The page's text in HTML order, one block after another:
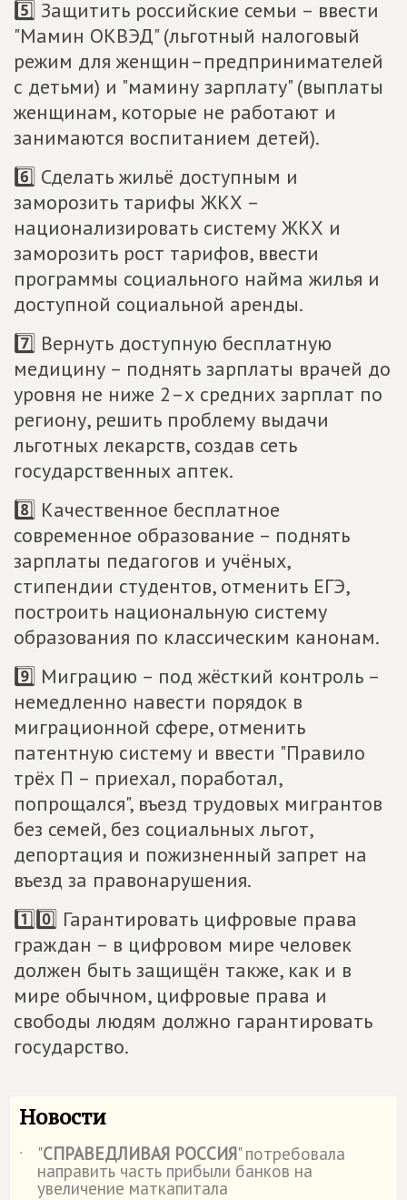
5️⃣ Защитить российские семьи – ввести
"Мамин ОКВЭД" (льготный налоговый
режим для женщин–предпринимателей
с детьми) и "мамину зарплату" (выплаты
женщинам, которые не работают и
занимаются воспитанием детей).
6️⃣ Сделать жильё доступным и
заморозить тарифы ЖКХ –
национализировать систему ЖКХ и
заморозить рост тарифов, ввести
программы социального найма жилья и
доступной социальной аренды.
7️⃣ Вернуть доступную бесплатную
медицину – поднять зарплаты врачей до
уровня не ниже 2–х средних зарплат по
региону, решить проблему выдачи
льготных лекарств, создав сеть
государственных аптек.
8️⃣ Качественное бесплатное
современное образование – поднять
зарплаты педагогов и учёных,
стипендии студентов, отменить ЕГЭ,
построить национальную систему
образования по классическим канонам.
9️⃣ Миграцию – под жёсткий контроль –
немедленно навести порядок в
миграционной сфере, отменить
патентную систему и ввести "Правило
трёх П – приехал, поработал,
попрощался", въезд трудовых мигрантов
без семей, без социальных льгот,
депортация и пожизненный запрет на
въезд за правонарушения.
1️⃣0️⃣ Гарантировать цифровые права
граждан – в цифровом мире человек
должен быть защищён также, как и в
мире обычном, цифровые права и
свободы людям должно гарантировать
государство.
Новости
˙ "СПРАВЕДЛИВАЯ РОССИЯ" потребовала
направить часть прибыли банков на
увеличение маткапитала